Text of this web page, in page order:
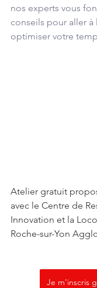
nos experts vous
conseils pour aller
optimiser votre
Atelier gratuit
avec le Centre de
Innovation et la
Roche-sur-Yon
Je m'inscris